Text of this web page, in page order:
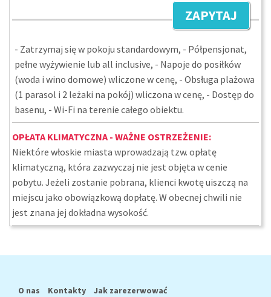
ZAPYTAJ
- Zatrzymaj się w pokoju standardowym, - Półpensjonat,
pełne wyżywienie lub all inclusive, - Napoje do posiłków
(woda i wino domowe) wliczone w cenę, - Obsługa plażowa
(1 parasol i 2 leżaki na pokój) wliczona w cenę, - Dostęp do
basenu, - Wi-Fi na terenie całego obiektu.
OPŁATA KLIMATYCZNA - WAŻNE OSTRZEŻENIE:
Niektóre włoskie miasta wprowadzają tzw. opłatę
klimatyczną, która zazwyczaj nie jest objęta w cenie
pobytu. Jeżeli zostanie pobrana, klienci kwotę uiszczą na
miejscu jako obowiązkową dopłatę. W obecnej chwili nie
jest znana jej dokładna wysokość.
O nas Kontakty Jak zarezerwować